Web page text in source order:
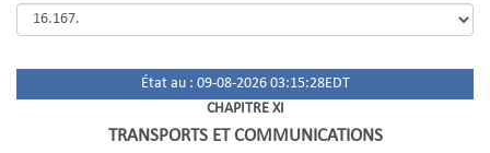
État au : 09-08-2026 03:15:28EDT
CHAPITRE XI
TRANSPORTS ET COMMUNICATIONS